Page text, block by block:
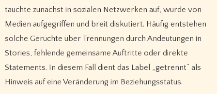
tauchte zunächst in sozialen Netzwerken auf, wurde von
Medien aufgegriffen und breit diskutiert. Häufig entstehen
solche Gerüchte über Trennungen durch Andeutungen in
Stories, fehlende gemeinsame Auftritte oder direkte
Statements. In diesem Fall dient das Label „getrennt“ als
Hinweis auf eine Veränderung im Beziehungsstatus.